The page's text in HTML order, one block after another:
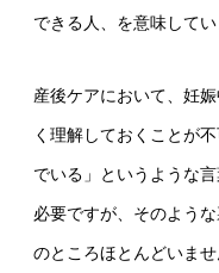
できる人、を意味してい
産後ケアにおいて、妊
く理解しておくことが
でいる」というような
必要ですが、そのよう
のところほとんどいま